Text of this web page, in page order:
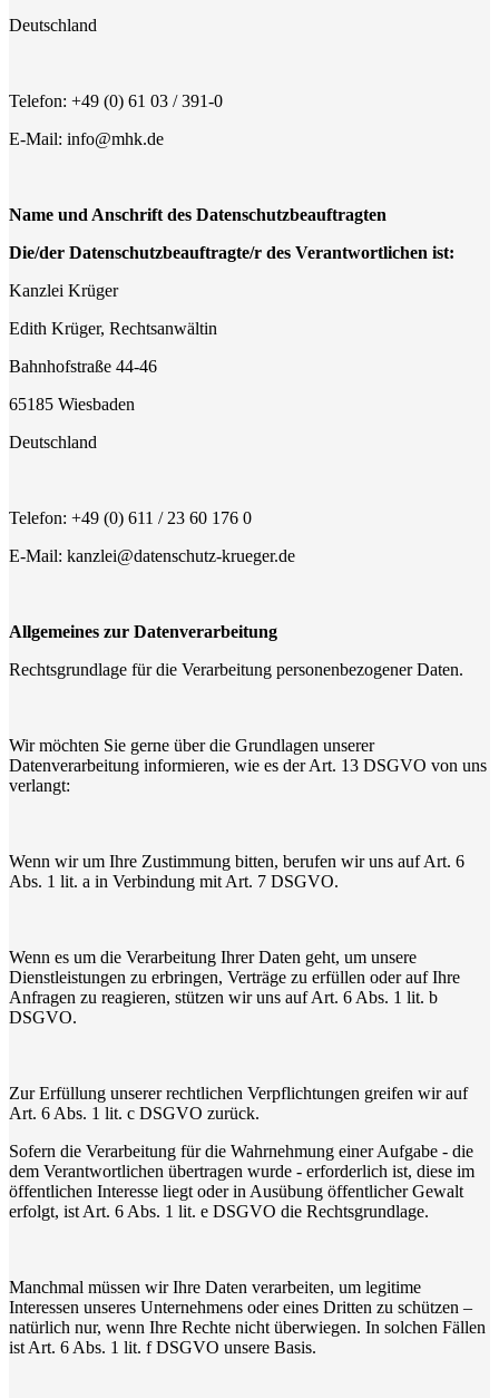
Deutschland
Telefon: +49 (0) 61 03 / 391-0
E-Mail: info@mhk.de
Name und Anschrift des Datenschutzbeauftragten
Die/der Datenschutzbeauftragte/r des Verantwortlichen ist:
Kanzlei Krüger
Edith Krüger, Rechtsanwältin
Bahnhofstraße 44-46
65185 Wiesbaden
Deutschland
Telefon: +49 (0) 611 / 23 60 176 0
E-Mail: kanzlei@datenschutz-krueger.de
Allgemeines zur Datenverarbeitung
Rechtsgrundlage für die Verarbeitung personenbezogener Daten.
Wir möchten Sie gerne über die Grundlagen unserer
Datenverarbeitung informieren, wie es der Art. 13 DSGVO von uns
verlangt:
Wenn wir um Ihre Zustimmung bitten, berufen wir uns auf Art. 6
Abs. 1 lit. a in Verbindung mit Art. 7 DSGVO.
Wenn es um die Verarbeitung Ihrer Daten geht, um unsere
Dienstleistungen zu erbringen, Verträge zu erfüllen oder auf Ihre
Anfragen zu reagieren, stützen wir uns auf Art. 6 Abs. 1 lit. b
DSGVO.
Zur Erfüllung unserer rechtlichen Verpflichtungen greifen wir auf
Art. 6 Abs. 1 lit. c DSGVO zurück.
Sofern die Verarbeitung für die Wahrnehmung einer Aufgabe - die
dem Verantwortlichen übertragen wurde - erforderlich ist, diese im
öffentlichen Interesse liegt oder in Ausübung öffentlicher Gewalt
erfolgt, ist Art. 6 Abs. 1 lit. e DSGVO die Rechtsgrundlage.
Manchmal müssen wir Ihre Daten verarbeiten, um legitime
Interessen unseres Unternehmens oder eines Dritten zu schützen –
natürlich nur, wenn Ihre Rechte nicht überwiegen. In solchen Fällen
ist Art. 6 Abs. 1 lit. f DSGVO unsere Basis.